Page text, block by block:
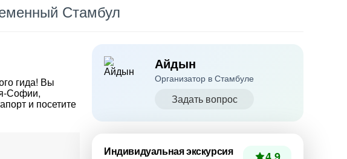
Стамбул
гида! Вы
Софии,
и посетите
Айдын
Организатор в Стамбуле
Задать вопрос
Индивидуальная экскурсия